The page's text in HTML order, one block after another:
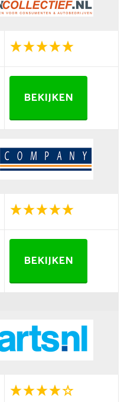
BEKIJKEN
BEKIJKEN